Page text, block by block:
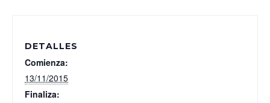
DETALLES
Comienza:
13/11/2015
Finaliza: